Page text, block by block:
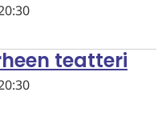
teatteri